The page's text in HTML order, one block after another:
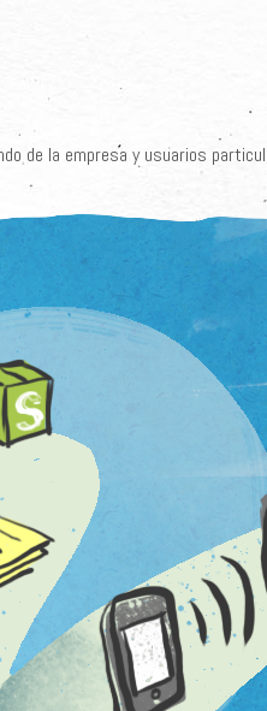
de la empresa y usuarios